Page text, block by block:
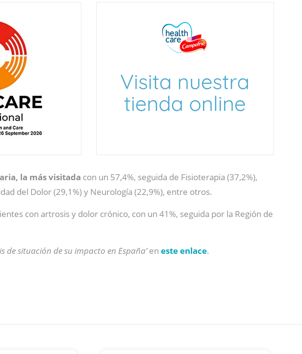
la más visitada con un 57,4%, seguida de Fisioterapia (37,2%),
del Dolor (29,1%) y Neurología (22,9%), entre otros.
con artrosis y dolor crónico, con un 41%, seguida por la Región de
situación de su impacto en España’en este enlace.